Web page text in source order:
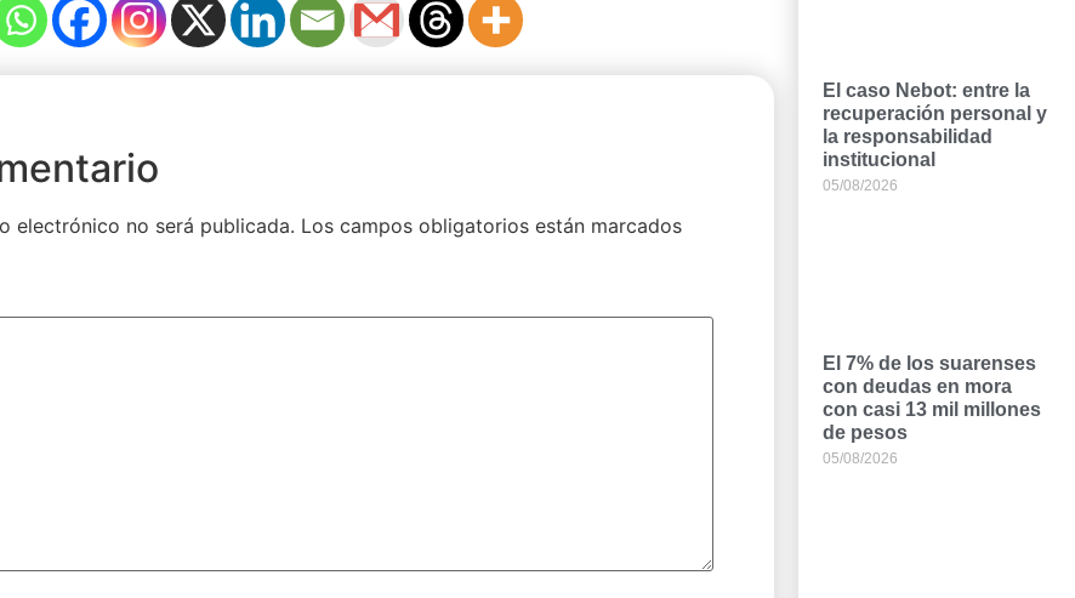
electrónico no será publicada. Los campos obligatorios están marcados
El caso Nebot: entre la
recuperación personal y
la responsabilidad
institucional
05/08/2026
El 7% de los suarenses
con deudas en mora
con casi 13 mil millones
de pesos
05/08/2026